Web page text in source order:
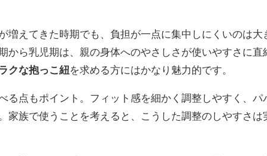
増えてきた時期でも、負担が一点に集中しにくいのは大
から乳児期は、親の身体へのやさしさが使いやすさに直
クな抱っこ紐を求める方にはかなり魅力的です。
る点もポイント。フィット感を細かく調整しやすく、パ
家族で使うことを考えると、こうした調整のしやすさは